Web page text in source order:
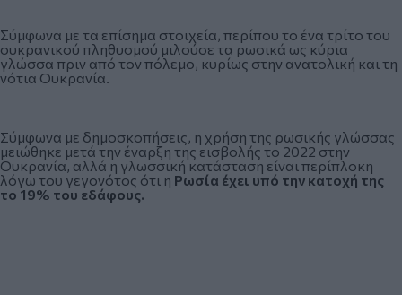
Σύμφωνα με τα επίσημα στοιχεία, περίπου το ένα τρίτο του
ουκρανικού πληθυσμού μιλούσε τα ρωσικά ως κύρια
γλώσσα πριν από τον πόλεμο, κυρίως στην ανατολική και τη
νότια Ουκρανία.
Σύμφωνα με δημοσκοπήσεις, η χρήση της ρωσικής γλώσσας
μειώθηκε μετά την έναρξη της εισβολής το 2022 στην
Ουκρανία, αλλά η γλωσσική κατάσταση είναι περίπλοκη
λόγω του γεγονότος ότι η Ρωσία έχει υπό την κατοχή της
το 19% του εδάφους.